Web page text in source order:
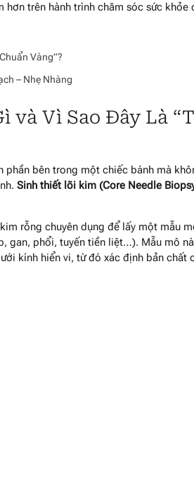
trên hành trình chăm sóc sức khỏe
Vàng”?
– Nhẹ Nhàng
và Vì Sao Đây Là
bên trong một chiếc bánh mà
Sinh thiết lõi kim (Core Needle
rỗng chuyên dụng để lấy một mẫu
gan, phổi, tuyến tiền liệt…). Mẫu mô
kính hiển vi, từ đó xác định bản chất